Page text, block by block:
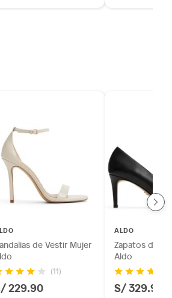
de Vestir Mujer
(11)
229.90
ALDO
Zapatos de
Aldo
S/ 329.90